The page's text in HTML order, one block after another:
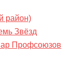
район)
Звёзд
Профсоюзов